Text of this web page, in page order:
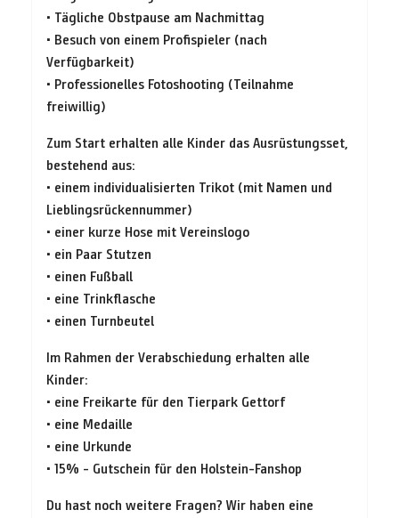
• Tägliche Obstpause am Nachmittag
• Besuch von einem Profispieler (nach
Verfügbarkeit)
• Professionelles Fotoshooting (Teilnahme
freiwillig)
Zum Start erhalten alle Kinder das Ausrüstungsset,
bestehend aus:
• einem individualisierten Trikot (mit Namen und
Lieblingsrückennummer)
• einer kurze Hose mit Vereinslogo
• ein Paar Stutzen
• einen Fußball
• eine Trinkflasche
• einen Turnbeutel
Im Rahmen der Verabschiedung erhalten alle
Kinder:
• eine Freikarte für den Tierpark Gettorf
• eine Medaille
• eine Urkunde
• 15% - Gutschein für den Holstein-Fanshop
Du hast noch weitere Fragen? Wir haben eine